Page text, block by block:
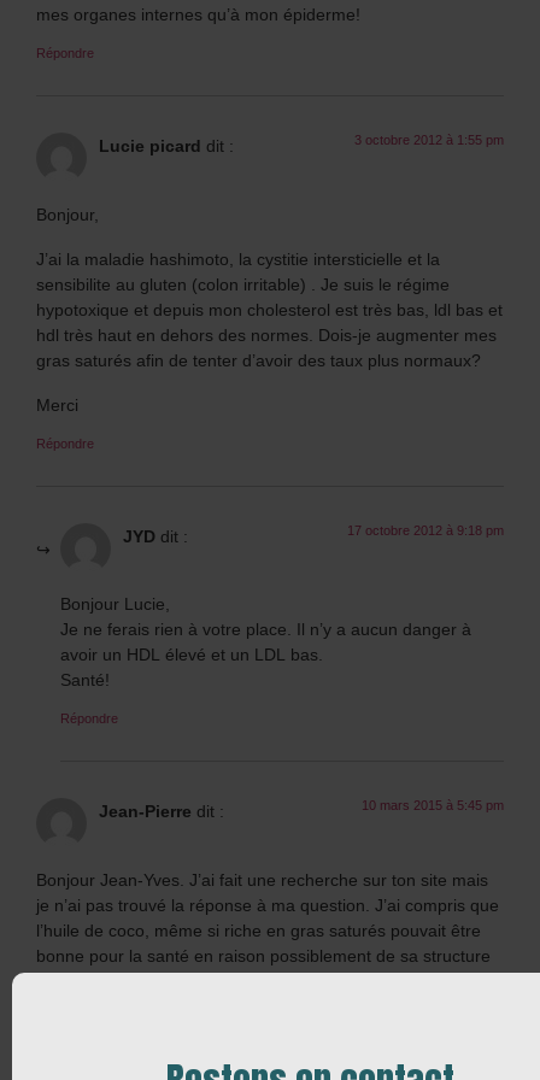
mes organes internes qu’à mon épiderme!
Répondre
Lucie picard dit : 3 octobre 2012 à 1:55 pm
Bonjour,
J’ai la maladie hashimoto, la cystitie intersticielle et la
sensibilite au gluten (colon irritable) . Je suis le régime
hypotoxique et depuis mon cholesterol est très bas, ldl bas et
hdl très haut en dehors des normes. Dois-je augmenter mes
gras saturés afin de tenter d’avoir des taux plus normaux?
Merci
Répondre
JYD dit : 17 octobre 2012 à 9:18 pm
Bonjour Lucie,
Je ne ferais rien à votre place. Il n’y a aucun danger à
avoir un HDL élevé et un LDL bas.
Santé!
Répondre
Jean-Pierre dit : 10 mars 2015 à 5:45 pm
Bonjour Jean-Yves. J’ai fait une recherche sur ton site mais
je n’ai pas trouvé la réponse à ma question. J’ai compris que
l’huile de coco, même si riche en gras saturés pouvait être
bonne pour la santé en raison possiblement de sa structure
chimique. Mais qu’en est-il de la noix de coco elle-même et